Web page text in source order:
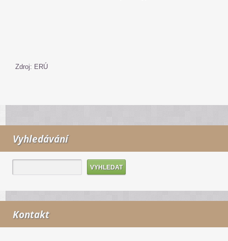
Zdroj: ERÚ
Vyhledávání
Kontakt